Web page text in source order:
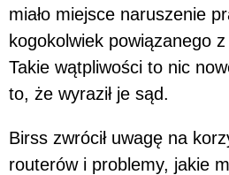
miało miejsce naruszenie
kogokolwiek powiązanego
Takie wątpliwości to nic
to, że wyraził je sąd.
Birss zwrócił uwagę na
routerów i problemy, jakie